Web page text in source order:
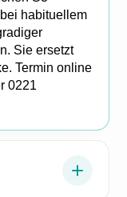
habituellem
Sie ersetzt
Termin online
0221